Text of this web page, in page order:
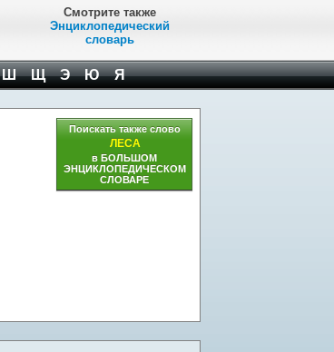
Смотрите также
Энциклопедический
словарь
Щ Э Ю Я
Поискать также слово
ЛЕСА
в БОЛЬШОМ
ЭНЦИКЛОПЕДИЧЕСКОМ
СЛОВАРЕ